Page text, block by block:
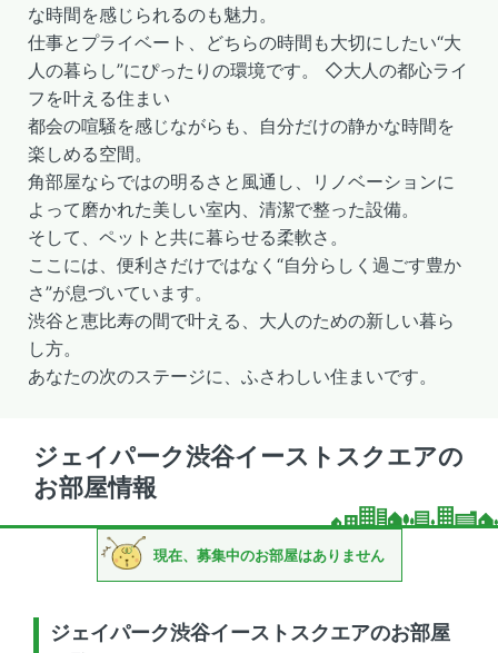
な時間を感じられるのも魅力。
仕事とプライベート、どちらの時間も大切にしたい“大
人の暮らし”にぴったりの環境です。 ◇大人の都心ライ
フを叶える住まい
都会の喧騒を感じながらも、自分だけの静かな時間を
楽しめる空間。
角部屋ならではの明るさと風通し、リノベーションに
よって磨かれた美しい室内、清潔で整った設備。
そして、ペットと共に暮らせる柔軟さ。
ここには、便利さだけではなく“自分らしく過ごす豊か
さ”が息づいています。
渋谷と恵比寿の間で叶える、大人のための新しい暮ら
し方。
あなたの次のステージに、ふさわしい住まいです。
ジェイパーク渋谷イーストスクエアの
お部屋情報
現在、募集中のお部屋はありません
ジェイパーク渋谷イーストスクエアのお部屋